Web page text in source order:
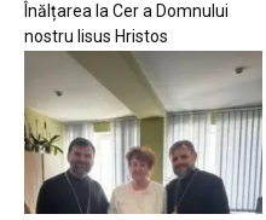
Înălțarea la Cer a Domnului
nostru Iisus Hristos